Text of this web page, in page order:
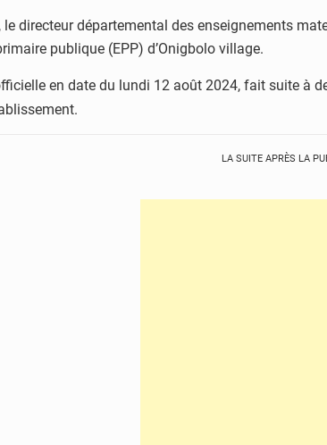
directeur départemental des enseignements
publique (EPP) d’Onigbolo village.
en date du lundi 12 août 2024, fait suite à
LA SUITE APRÈS LA